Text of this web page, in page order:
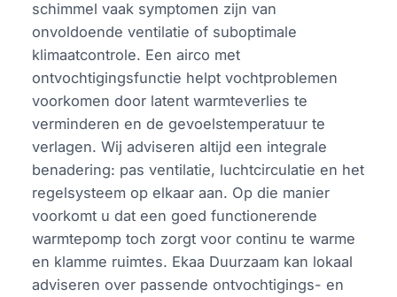
schimmel vaak symptomen zijn van
onvoldoende ventilatie of suboptimale
klimaatcontrole. Een airco met
ontvochtigingsfunctie helpt vochtproblemen
voorkomen door latent warmteverlies te
verminderen en de gevoelstemperatuur te
verlagen. Wij adviseren altijd een integrale
benadering: pas ventilatie, luchtcirculatie en het
regelsysteem op elkaar aan. Op die manier
voorkomt u dat een goed functionerende
warmtepomp toch zorgt voor continu te warme
en klamme ruimtes. Ekaa Duurzaam kan lokaal
adviseren over passende ontvochtigings- en